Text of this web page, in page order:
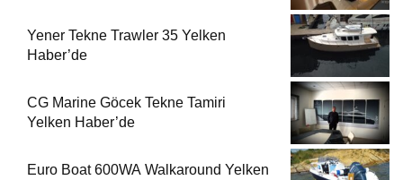
Yener Tekne Trawler 35 Yelken
Haber’de
CG Marine Göcek Tekne Tamiri
Yelken Haber’de
Euro Boat 600WA Walkaround Yelken